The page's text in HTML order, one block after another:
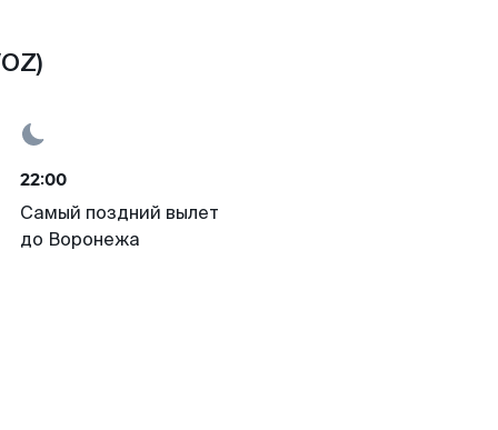
22:00
Самый поздний вылет
до Воронежа